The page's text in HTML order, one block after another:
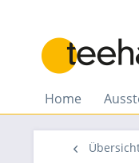
Home